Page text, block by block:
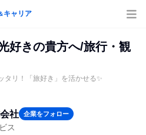
キャリア
好きの貴方へ/旅行・観
タリ！「旅好き」を活かせる✨
社 企業をフォロー
ス